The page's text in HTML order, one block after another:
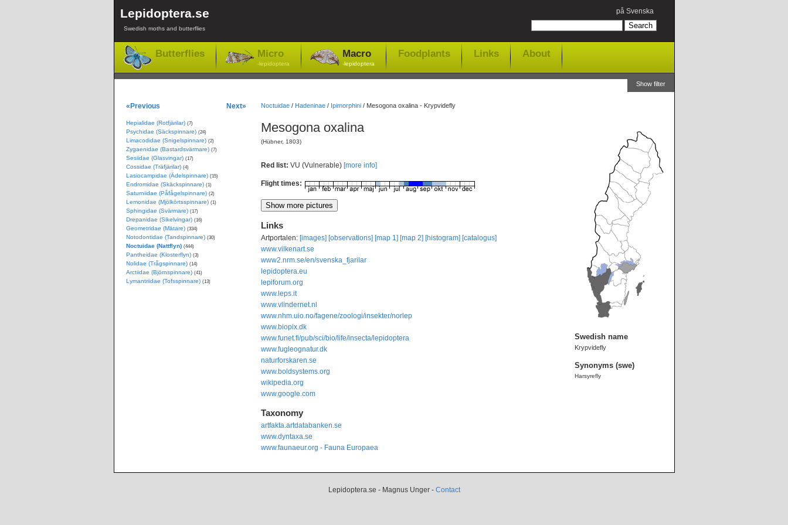
Lepidoptera.se
Swedish moths and butterflies
på Svenska
Butterflies Micro
-lepidoptera
Macro
-lepidoptera
Foodplants Links About
Show filter
Noctuidae/ Hadeninae/ Ipimorphini/ Mesogona oxalina - Krypvidefly
Mesogona oxalina
(Hübner, 1803)
Red list: VU (Vulnerable) [more info]
Flight times:
Links
Artportalen: [images] [observations] [map 1] [map 2] [histogram] [catalogus]
www.vilkenart.se
www2.nrm.se/en/svenska_fjarilar
lepidoptera.eu
lepiforum.org
www.leps.it
www.vlindernet.nl
www.nhm.uio.no/fagene/zoologi/insekter/norlep
www.biopix.dk
www.funet.fi/pub/sci/bio/life/insecta/lepidoptera
www.fugleognatur.dk
naturforskaren.se
www.boldsystems.org
wikipedia.org
www.google.com
Taxonomy
artfakta.artdatabanken.se
www.dyntaxa.se
www.faunaeur.org - Fauna Europaea
Swedish name
Krypvidefly
Synonyms (swe)
Harsyrefly
«Previous Next»
Hepialidae (Rotfjärilar) (7)
Psychidae (Säckspinnare) (24)
Limacodidae (Snigelspinnare) (2)
Zygaenidae (Bastardsvärmare) (7)
Sesiidae (Glasvingar) (17)
Cossidae (Träfjärilar) (4)
Lasiocampidae (Ädelspinnare) (15)
Endromidae (Skäckspinnare) (1)
Saturniidae (Påfågelspinnare) (2)
Lemonidae (Mjölkörtsspinnare) (1)
Sphingidae (Svärmare) (17)
Drepanidae (Sikelvingar) (16)
Geometridae (Mätare) (334)
Notodontidae (Tandspinnare) (30)
Noctuidae (Nattflyn) (444)
Pantheidae (Klosterflyn) (3)
Nolidae (Trågspinnare) (14)
Arctiidae (Björnspinnare) (41)
Lymantriidae (Tofsspinnare) (13)
Lepidoptera.se - Magnus Unger - Contact